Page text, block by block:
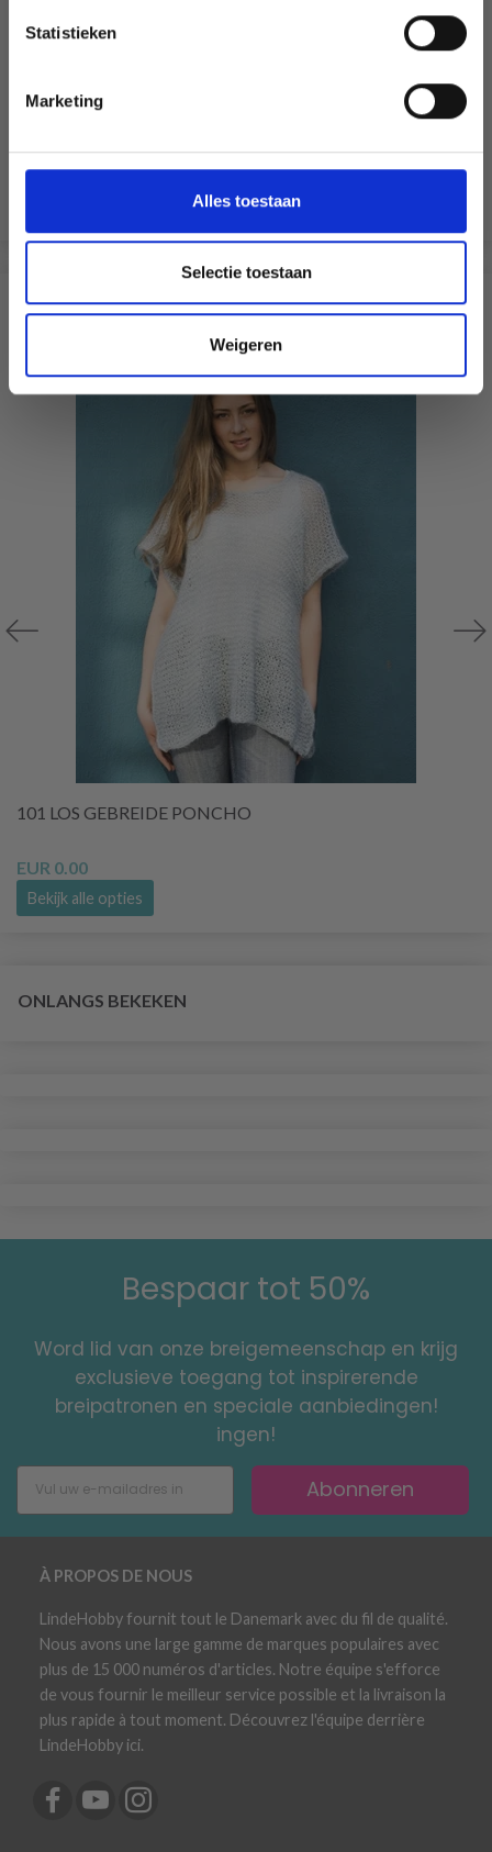
Statistieken
Marketing
Alles toestaan
Selectie toestaan
Weigeren
EUR 24.85EUR 31.05
ANDEREN KOCHTEN OOK
101 LOS GEBREIDE PONCHO
EUR 0.00
Bekijk alle opties
ONLANGS BEKEKEN
Bespaar tot 50%
Word lid van onze breigemeenschap en krijg
exclusieve toegang tot inspirerende
breipatronen en speciale aanbiedingen!
ingen!
Abonneren
À PROPOS DE NOUS
LindeHobby fournit tout le Danemark avec du fil de qualité.
Nous avons une large gamme de marques populaires avec
plus de 15 000 numéros d'articles. Notre équipe s'efforce
de vous fournir le meilleur service possible et la livraison la
plus rapide à tout moment. Découvrez l'équipe derrière
LindeHobby ici.
Wil je liever nieuws ontvangen over onze
Nederlands?